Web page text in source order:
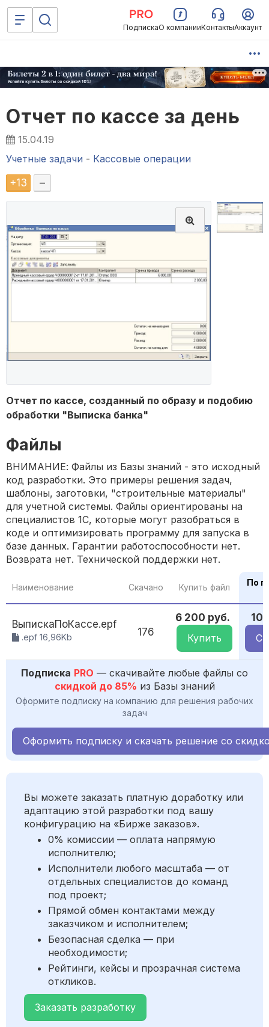
ПодпискаО компанииКонтактыАккаунт
Отчет по кассе за день
15.04.19
Учетные задачи - Кассовые операции
+13 –
Отчет по кассе, созданный по образу и подобию
обработки "Выписка банка"
Файлы
ВНИМАНИЕ: Файлы из Базы знаний - это исходный
код разработки. Это примеры решения задач,
шаблоны, заготовки, "строительные материалы"
для учетной системы. Файлы ориентированы на
специалистов 1С, которые могут разобраться в
коде и оптимизировать программу для запуска в
базе данных. Гарантии работоспособности нет.
Возврата нет. Технической поддержки нет.
Наименование Скачано Купить файл
По
ВыпискаПоКассе.epf
.epf 16,96Kb 176
6 200 руб.
Купить
10
Подписка PRO — скачивайте любые файлы со
скидкой до 85% из Базы знаний
Оформите подписку на компанию для решения рабочих
задач
Оформить подписку и скачать решение со
Вы можете заказать платную доработку или
адаптацию этой разработки под вашу
конфигурацию на «Бирже заказов».
0% комиссии — оплата напрямую
исполнителю;
Исполнители любого масштаба — от
отдельных специалистов до команд
под проект;
Прямой обмен контактами между
заказчиком и исполнителем;
Безопасная сделка — при
необходимости;
Рейтинги, кейсы и прозрачная система
откликов.
Заказать разработку